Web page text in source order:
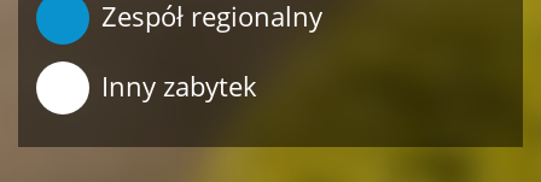
Zespół regionalny
Inny zabytek